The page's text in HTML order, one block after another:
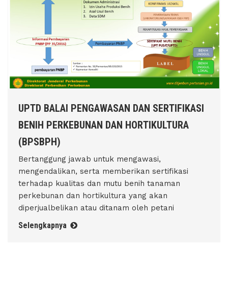
UPTD BALAI PENGAWASAN DAN SERTIFIKASI
BENIH PERKEBUNAN DAN HORTIKULTURA
(BPSBPH)
Bertanggung jawab untuk mengawasi,
mengendalikan, serta memberikan sertifikasi
terhadap kualitas dan mutu benih tanaman
perkebunan dan hortikultura yang akan
diperjualbelikan atau ditanam oleh petani
Selengkapnya